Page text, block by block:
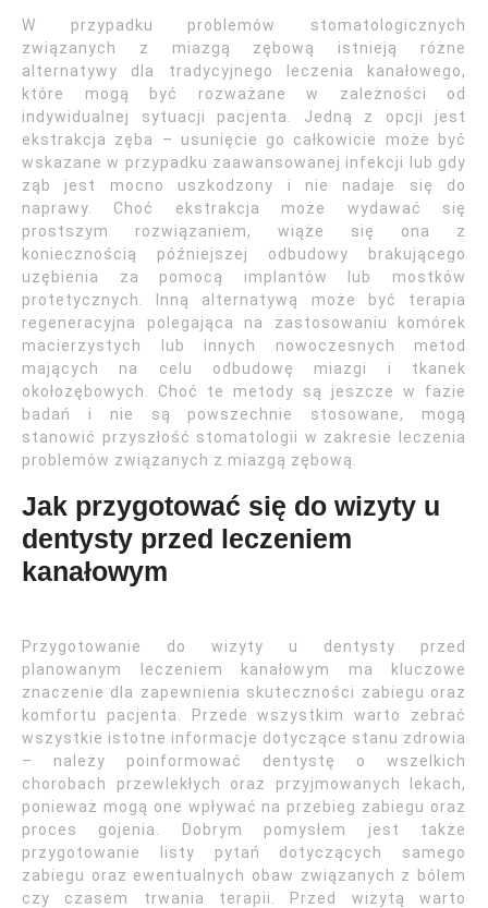
W przypadku problemów stomatologicznych
związanych z miazgą zębową istnieją różne
alternatywy dla tradycyjnego leczenia kanałowego,
które mogą być rozważane w zależności od
indywidualnej sytuacji pacjenta. Jedną z opcji jest
ekstrakcja zęba – usunięcie go całkowicie może być
wskazane w przypadku zaawansowanej infekcji lub gdy
ząb jest mocno uszkodzony i nie nadaje się do
naprawy. Choć ekstrakcja może wydawać się
prostszym rozwiązaniem, wiąże się ona z
koniecznością późniejszej odbudowy brakującego
uzębienia za pomocą implantów lub mostków
protetycznych. Inną alternatywą może być terapia
regeneracyjna polegająca na zastosowaniu komórek
macierzystych lub innych nowoczesnych metod
mających na celu odbudowę miazgi i tkanek
okołozębowych. Choć te metody są jeszcze w fazie
badań i nie są powszechnie stosowane, mogą
stanowić przyszłość stomatologii w zakresie leczenia
problemów związanych z miazgą zębową.
Jak przygotować się do wizyty u
dentysty przed leczeniem
kanałowym
Przygotowanie do wizyty u dentysty przed
planowanym leczeniem kanałowym ma kluczowe
znaczenie dla zapewnienia skuteczności zabiegu oraz
komfortu pacjenta. Przede wszystkim warto zebrać
wszystkie istotne informacje dotyczące stanu zdrowia
– należy poinformować dentystę o wszelkich
chorobach przewlekłych oraz przyjmowanych lekach,
ponieważ mogą one wpływać na przebieg zabiegu oraz
proces gojenia. Dobrym pomysłem jest także
przygotowanie listy pytań dotyczących samego
zabiegu oraz ewentualnych obaw związanych z bólem
czy czasem trwania terapii. Przed wizytą warto